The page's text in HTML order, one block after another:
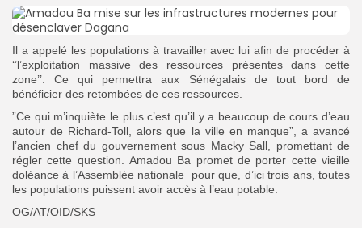
Il a appelé les populations à travailler avec lui afin de procéder à
‘’l’exploitation massive des ressources présentes dans cette
zone’’. Ce qui permettra aux Sénégalais de tout bord de
bénéficier des retombées de ces ressources.
”Ce qui m’inquiète le plus c’est qu’il y a beaucoup de cours d’eau
autour de Richard-Toll, alors que la ville en manque”, a avancé
l’ancien chef du gouvernement sous Macky Sall, promettant de
régler cette question. Amadou Ba promet de porter cette vieille
doléance à l’Assemblée nationale pour que, d’ici trois ans, toutes
les populations puissent avoir accès à l’eau potable.
OG/AT/OID/SKS